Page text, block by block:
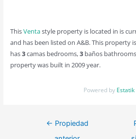
ThisVentastyle property is located in is
and has been listed on A&B. This property
has3camas bedrooms,3 baños
property was built in 2009 year.
Powered by Estatik
Navegación
← Propiedad